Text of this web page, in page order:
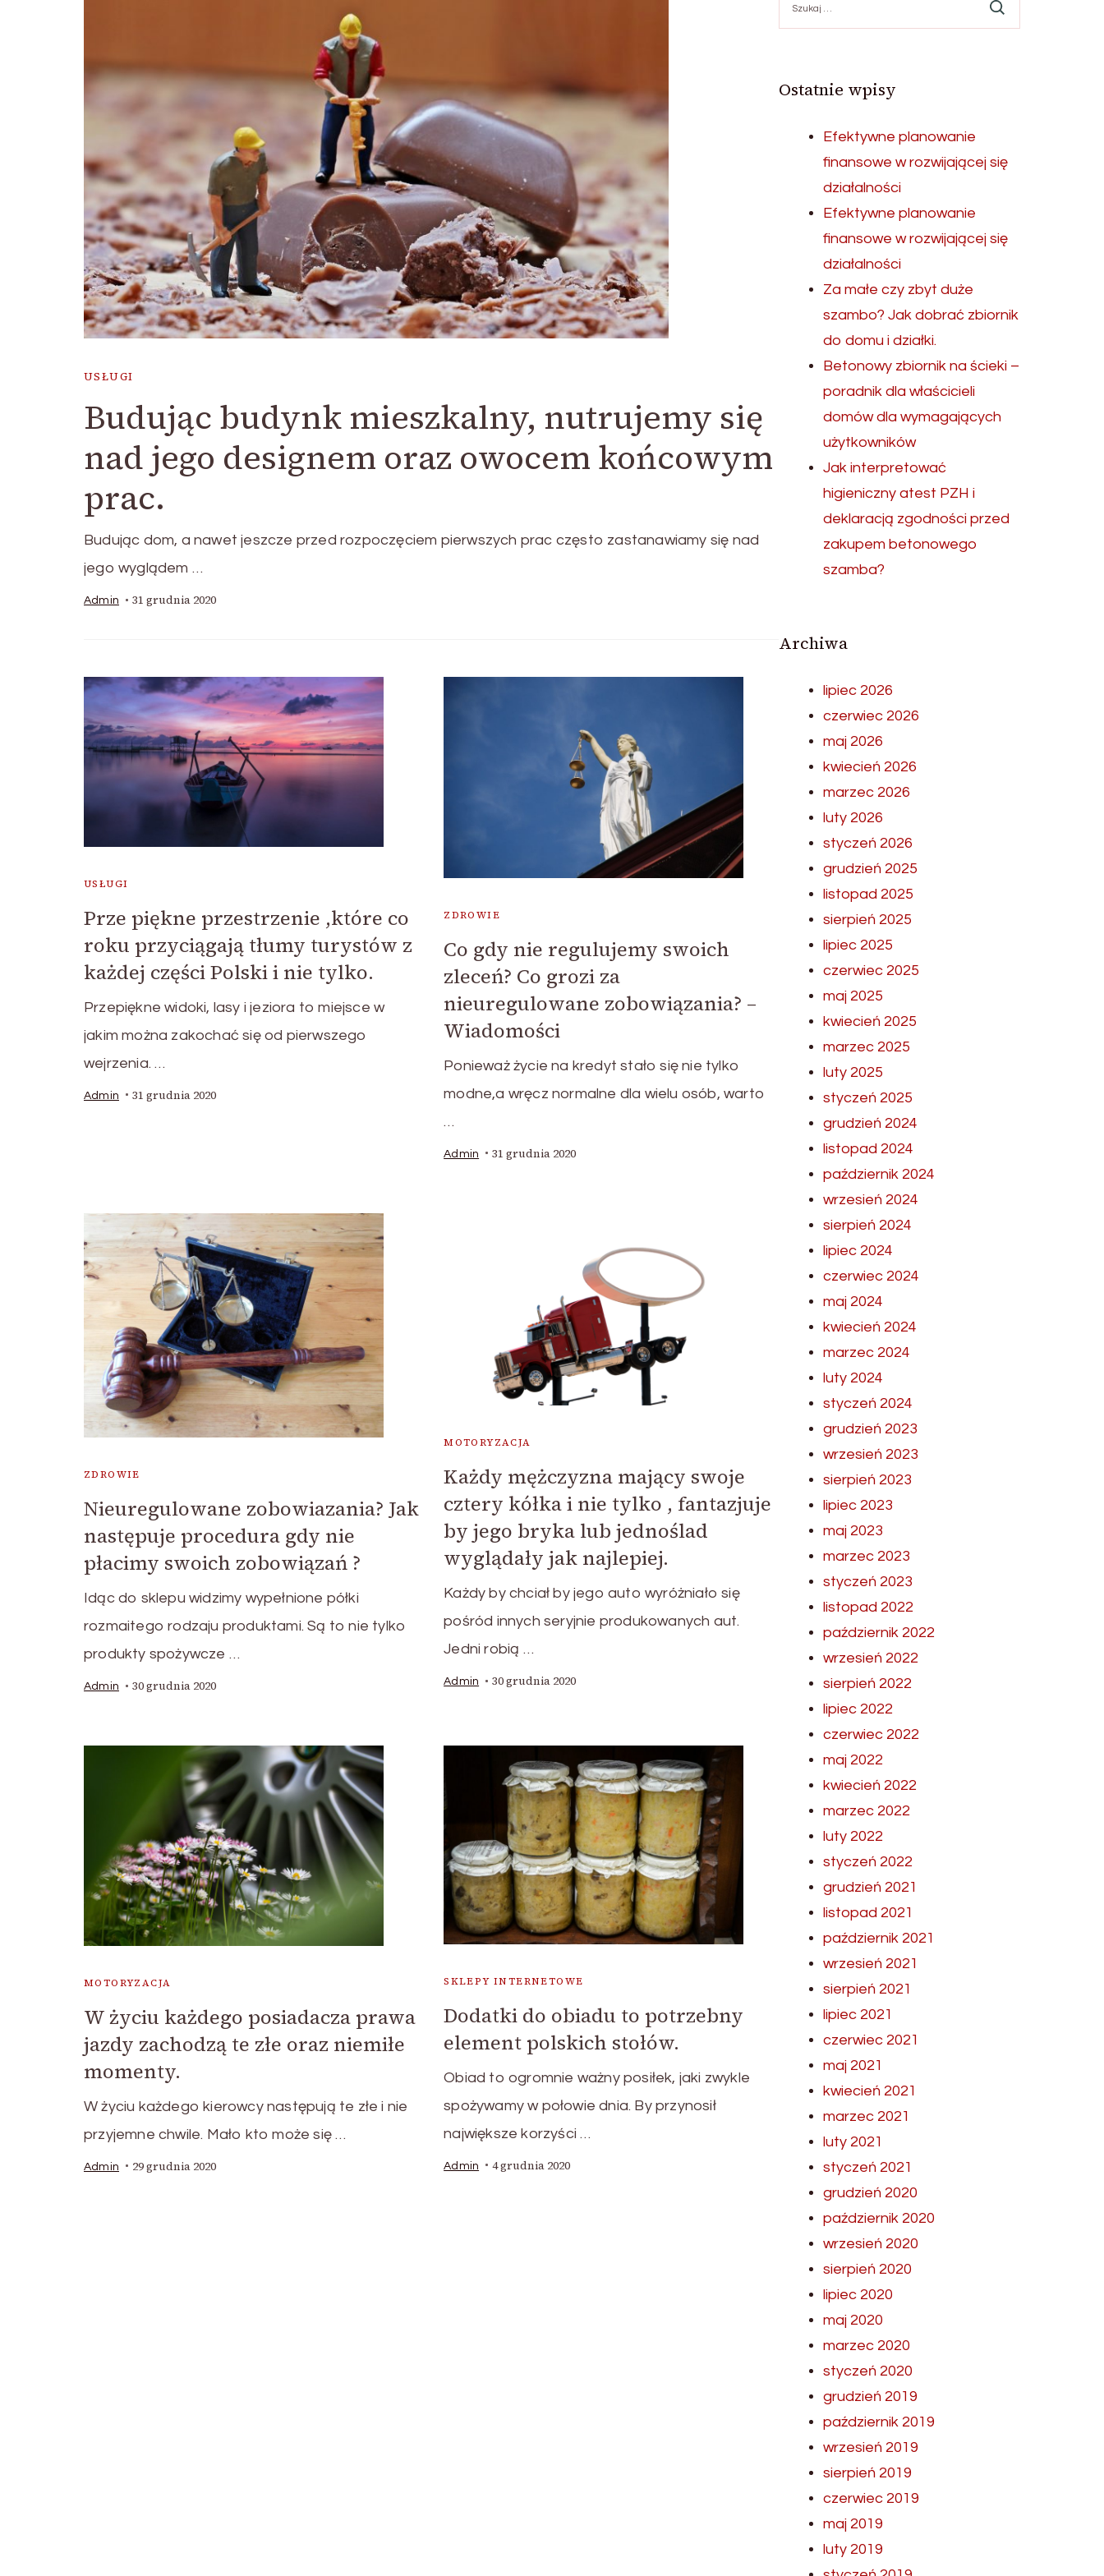
USŁUGI
Budując budynk mieszkalny, nutrujemy się
nad jego designem oraz owocem końcowym
prac.
Budując dom, a nawet jeszcze przed rozpoczęciem pierwszych prac często zastanawiamy się nad
jego wyglądem …
Admin 31 grudnia 2020
USŁUGI
Prze piękne przestrzenie ,które co
roku przyciągają tłumy turystów z
każdej części Polski i nie tylko.
Przepiękne widoki, lasy i jeziora to miejsce w
jakim można zakochać się od pierwszego
wejrzenia. …
Admin 31 grudnia 2020
ZDROWIE
Co gdy nie regulujemy swoich
zleceń? Co grozi za
nieuregulowane zobowiązania? –
Wiadomości
Ponieważ życie na kredyt stało się nie tylko
modne,a wręcz normalne dla wielu osób, warto
…
Admin 31 grudnia 2020
ZDROWIE
Nieuregulowane zobowiazania? Jak
następuje procedura gdy nie
płacimy swoich zobowiązań ?
Idąc do sklepu widzimy wypełnione półki
rozmaitego rodzaju produktami. Są to nie tylko
produkty spożywcze …
Admin 30 grudnia 2020
MOTORYZACJA
Każdy mężczyzna mający swoje
cztery kółka i nie tylko , fantazjuje
by jego bryka lub jednoślad
wyglądały jak najlepiej.
Każdy by chciał by jego auto wyróżniało się
pośród innych seryjnie produkowanych aut.
Jedni robią …
Admin 30 grudnia 2020
MOTORYZACJA
W życiu każdego posiadacza prawa
jazdy zachodzą te złe oraz niemiłe
momenty.
W życiu każdego kierowcy następują te złe i nie
przyjemne chwile. Mało kto może się …
Admin 29 grudnia 2020
SKLEPY INTERNETOWE
Dodatki do obiadu to potrzebny
element polskich stołów.
Obiad to ogromnie ważny posiłek, jaki zwykle
spożywamy w połowie dnia. By przynosił
największe korzyści …
Admin 4 grudnia 2020
Ostatnie wpisy
Efektywne planowanie
finansowe w rozwijającej się
działalności
Efektywne planowanie
finansowe w rozwijającej się
działalności
Za małe czy zbyt duże
szambo? Jak dobrać zbiornik
do domu i działki.
Betonowy zbiornik na ścieki –
poradnik dla właścicieli
domów dla wymagających
użytkowników
Jak interpretować
higieniczny atest PZH i
deklaracją zgodności przed
zakupem betonowego
szamba?
Archiwa
lipiec 2026
czerwiec 2026
maj 2026
kwiecień 2026
marzec 2026
luty 2026
styczeń 2026
grudzień 2025
listopad 2025
sierpień 2025
lipiec 2025
czerwiec 2025
maj 2025
kwiecień 2025
marzec 2025
luty 2025
styczeń 2025
grudzień 2024
listopad 2024
październik 2024
wrzesień 2024
sierpień 2024
lipiec 2024
czerwiec 2024
maj 2024
kwiecień 2024
marzec 2024
luty 2024
styczeń 2024
grudzień 2023
wrzesień 2023
sierpień 2023
lipiec 2023
maj 2023
marzec 2023
styczeń 2023
listopad 2022
październik 2022
wrzesień 2022
sierpień 2022
lipiec 2022
czerwiec 2022
maj 2022
kwiecień 2022
marzec 2022
luty 2022
styczeń 2022
grudzień 2021
listopad 2021
październik 2021
wrzesień 2021
sierpień 2021
lipiec 2021
czerwiec 2021
maj 2021
kwiecień 2021
marzec 2021
luty 2021
styczeń 2021
grudzień 2020
październik 2020
wrzesień 2020
sierpień 2020
lipiec 2020
maj 2020
marzec 2020
styczeń 2020
grudzień 2019
październik 2019
wrzesień 2019
sierpień 2019
czerwiec 2019
maj 2019
luty 2019